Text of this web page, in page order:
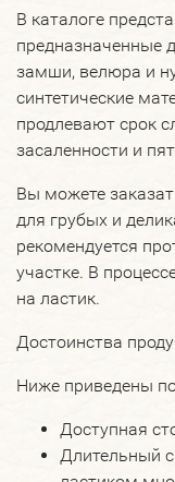
В каталоге
предназначенные
замши, велюра и
синтетические
продлевают срок
засаленности и
Вы можете
для грубых и
рекомендуется
участке. В
на ластик.
Достоинства
Ниже приведены
Доступная
Длительный